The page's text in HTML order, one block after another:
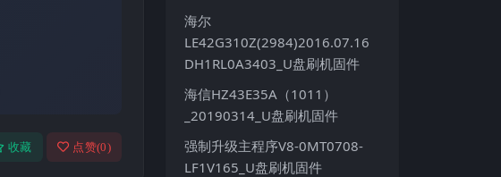
收藏 点赞(0)
海尔
LE42G310Z(2984)2016.07.16
DH1RL0A3403_U盘刷机固件
海信HZ43E35A（1011）
_20190314_U盘刷机固件
强制升级主程序V8-0MT0708-
LF1V165_U盘刷机固件